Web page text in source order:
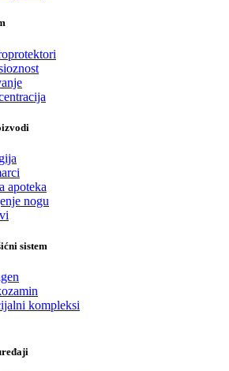
apoteka
nogu
sistem
kompleksi